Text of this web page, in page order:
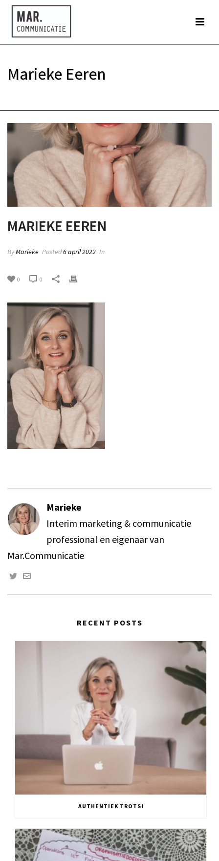
Marieke Eeren
MARIEKE EEREN
ByMarieke Posted6 april 2022 In
0 0
Marieke
Interim marketing & communicatie
professional en eigenaar van
Mar.Communicatie
RECENT POSTS
AUTHENTIEK TROTS!